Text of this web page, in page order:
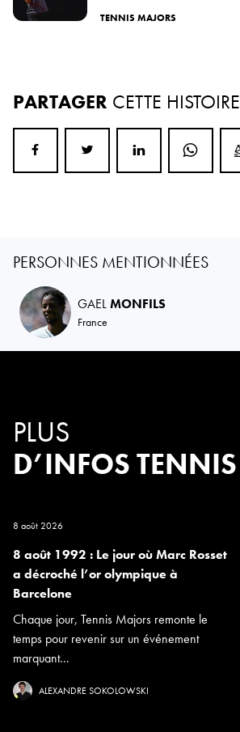
TENNIS MAJORS
PARTAGER CETTE HISTOIRE
PERSONNES MENTIONNÉES
GAELMONFILS
France
PLUS
D’INFOS TENNIS
8 août 2026
8 août 1992 : Le jour où Marc Rosset
a décroché l’or olympique à
Barcelone
Chaque jour, Tennis Majors remonte le
temps pour revenir sur un événement
marquant...
ALEXANDRE SOKOLOWSKI